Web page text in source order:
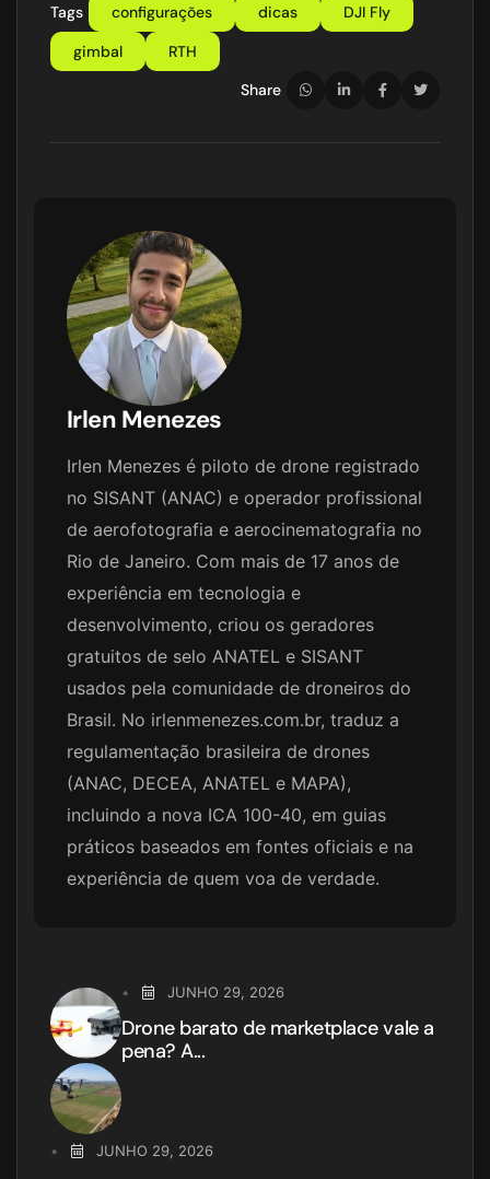
Tags configurações dicas
DJI Fly
gimbal
RTH
Share
Irlen Menezes
Irlen Menezes é piloto de drone registrado
no SISANT (ANAC) e operador profissional
de aerofotografia e aerocinematografia no
Rio de Janeiro. Com mais de 17 anos de
experiência em tecnologia e
desenvolvimento, criou os geradores
gratuitos de selo ANATEL e SISANT
usados pela comunidade de droneiros do
Brasil. No irlenmenezes.com.br, traduz a
regulamentação brasileira de drones
(ANAC, DECEA, ANATEL e MAPA),
incluindo a nova ICA 100-40, em guias
práticos baseados em fontes oficiais e na
experiência de quem voa de verdade.
JUNHO 29, 2026
Drone barato de marketplace vale a
pena? A...
JUNHO 29, 2026